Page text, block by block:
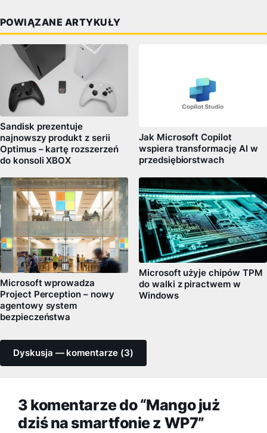
POWIĄZANE ARTYKUŁY
Sandisk prezentuje
najnowszy produkt z serii
Optimus – kartę rozszerzeń
do konsoli XBOX
Jak Microsoft Copilot
wspiera transformację AI w
przedsiębiorstwach
Microsoft wprowadza
Project Perception – nowy
agentowy system
bezpieczeństwa
Microsoft użyje chipów TPM
do walki z piractwem w
Windows
Dyskusja — komentarze (3)
3 komentarze do “Mango już
dziś na smartfonie z WP7”